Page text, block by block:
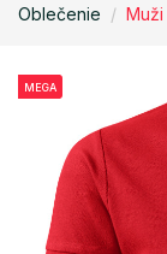
Oblečenie Muži
MEGA